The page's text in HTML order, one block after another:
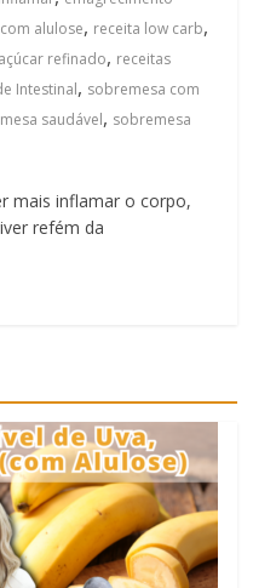
alulose, receita low carb,
refinado, receitas
Intestinal, sobremesa com
saudável, sobremesa
mais inflamar o corpo,
refém da